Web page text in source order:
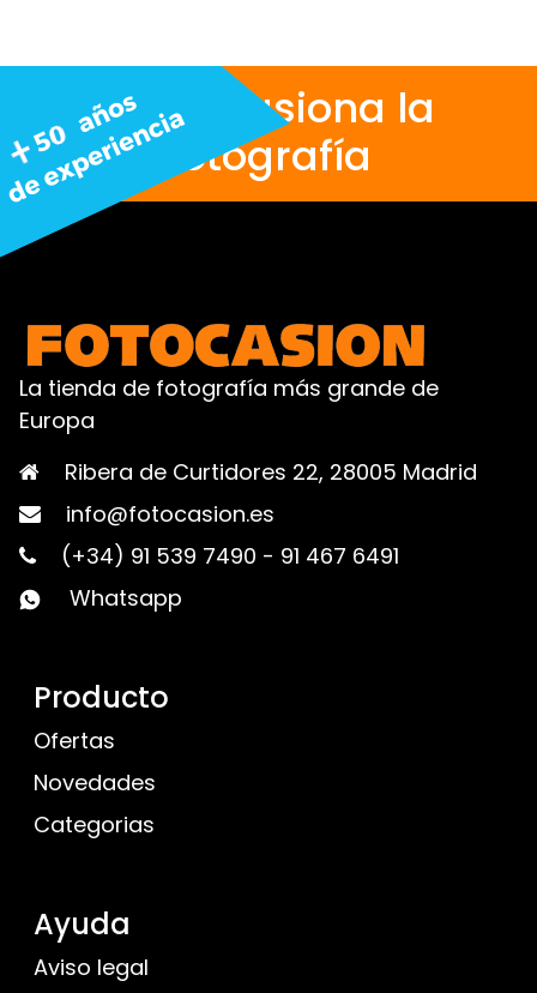
Nos apasiona la
fotografía
La tienda de fotografía más grande de
Europa
Ribera de Curtidores 22, 28005 Madrid
info@fotocasion.es
(+34) 91 539 7490 - 91 467 6491
Whatsapp
Producto
Ofertas
Novedades
Categorias
Ayuda
Aviso legal